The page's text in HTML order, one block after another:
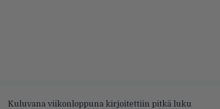
Kuluvana viikonloppuna kirjoitettiin pitkä luku